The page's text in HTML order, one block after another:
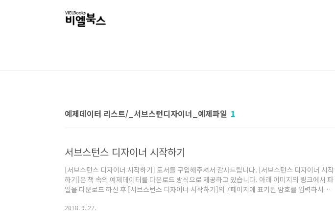
예제데이터 리스트/_서브스턴디자이너_예제파일 1
서브스턴스 디자이너 시작하기
[서브스턴스 디자이너 시작하기] 도서를 구입해주셔서 감사드립니다. [서브스턴스 디자이너 시작
하기]은 책 속의 예제데이터를 다운로드 방식으로 제공하고 있습니다. 아래 이미지의 링크에서 파
일을 다운로드 하신 후 [서브스턴스 디자이너 시작하기]의 7페이지에 표기된 암호를 입력하시면
을 해제해주세요. 2. 맥OS에서는 압축이 해제되지 않으므로, 윈도우 OS 환경으로 부팅한 후 압축
2018. 9. 27.